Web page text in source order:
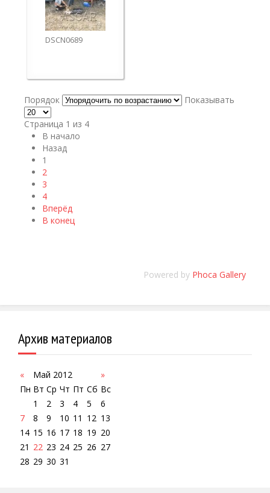
DSCN0689
Порядок Показывать
Страница 1 из 4
В начало
Назад
1
2
3
4
Вперёд
В конец
Powered by Phoca Gallery
Архив материалов
« Май 2012
»
Пн Вт Ср Чт Пт Сб Вс
1
2 3 4 5
6
7
8 9 10 11 12 13
14 15 16 17 18 19 20
21 22 23 24 25 26 27
28 29 30 31